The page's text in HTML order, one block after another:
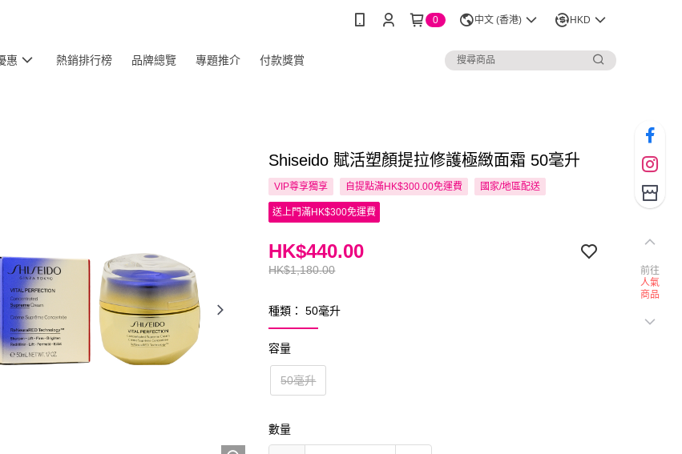
0 中文 (香港) HKD
惠 熱銷排行榜 品牌總覽 專題推介 付款獎賞
Shiseido 賦活塑顏提拉修護極緻面霜 50毫升
VIP尊享獨享 自提點滿HK$300.00免運費 國家/地區配送
送上門滿HK$300免運費
HK$1,180.00
HK$440.00
種類： 50毫升
容量
50毫升
數量
前往
人氣
商品